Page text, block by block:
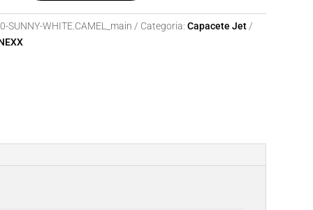
SUNNY-WHITE.CAMEL_main Categoria: Capacete Jet